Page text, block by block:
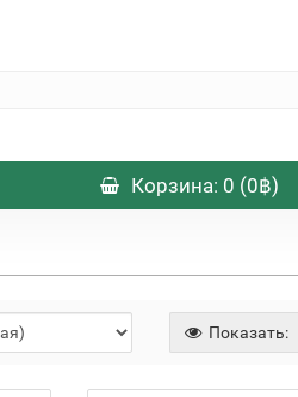
Корзина: 0 (0฿)
Показать: